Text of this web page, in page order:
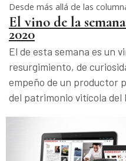
Desde más allá de las
El vino de la
2020
El de esta semana es un
resurgimiento, de
empeño de un productor
del patrimonio vitícola del